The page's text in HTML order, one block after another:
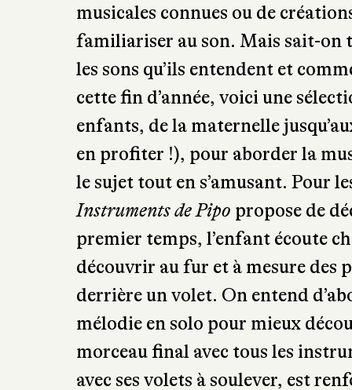
s’initier à cet art. Que ce soit au
musicales connues ou de
familiariser au son. Mais sait-on
les sons qu’ils entendent et
cette fin d’année, voici une
enfants, de la maternelle
en profiter !), pour aborder la
le sujet tout en s’amusant. Pour
Instruments de Pipopropose de
premier temps, l’enfant écoute
découvrir au fur et à mesure des
derrière un volet. On entend
mélodie en solo pour mieux
morceau final avec tous les